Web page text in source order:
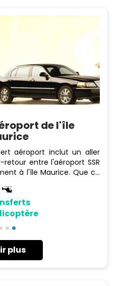
de l'île
aéroport inclut un aller
entre l'aéroport SSR
à l'île Maurice. Que ce
un minibus pour les grands
nous avons tout
vous faut!
plus